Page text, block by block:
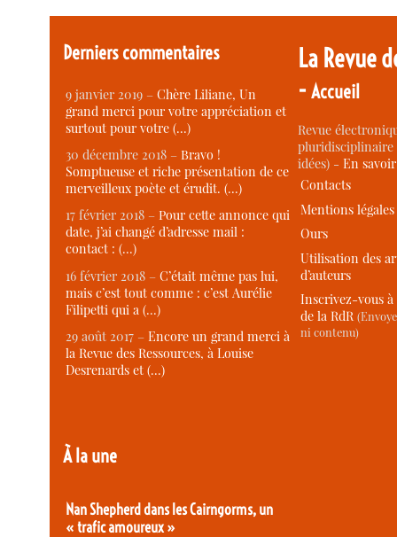
Derniers commentaires
9 janvier 2019 –Chère Liliane, Un
grand merci pour votre appréciation et
surtout pour votre (…)
30 décembre 2018 –Bravo !
Somptueuse et riche présentation de ce
merveilleux poète et érudit. (…)
17 février 2018 –Pour cette annonce qui
date, j’ai changé d’adresse mail :
contact : (…)
16 février 2018 –C’était même pas lui,
mais c’est tout comme : c’est Aurélie
Filipetti qui a (…)
29 août 2017 –Encore un grand merci à
la Revue des Ressources, à Louise
Desrenards et (…)
À la une
Nan Shepherd dans les Cairngorms, un
« trafic amoureux »
La Revue
-Accueil
Revue
idées) -En
Contacts
Mentions légales
Ours
Utilisation des
d’auteurs
Inscrivez-vous
de la RdR
ni contenu)